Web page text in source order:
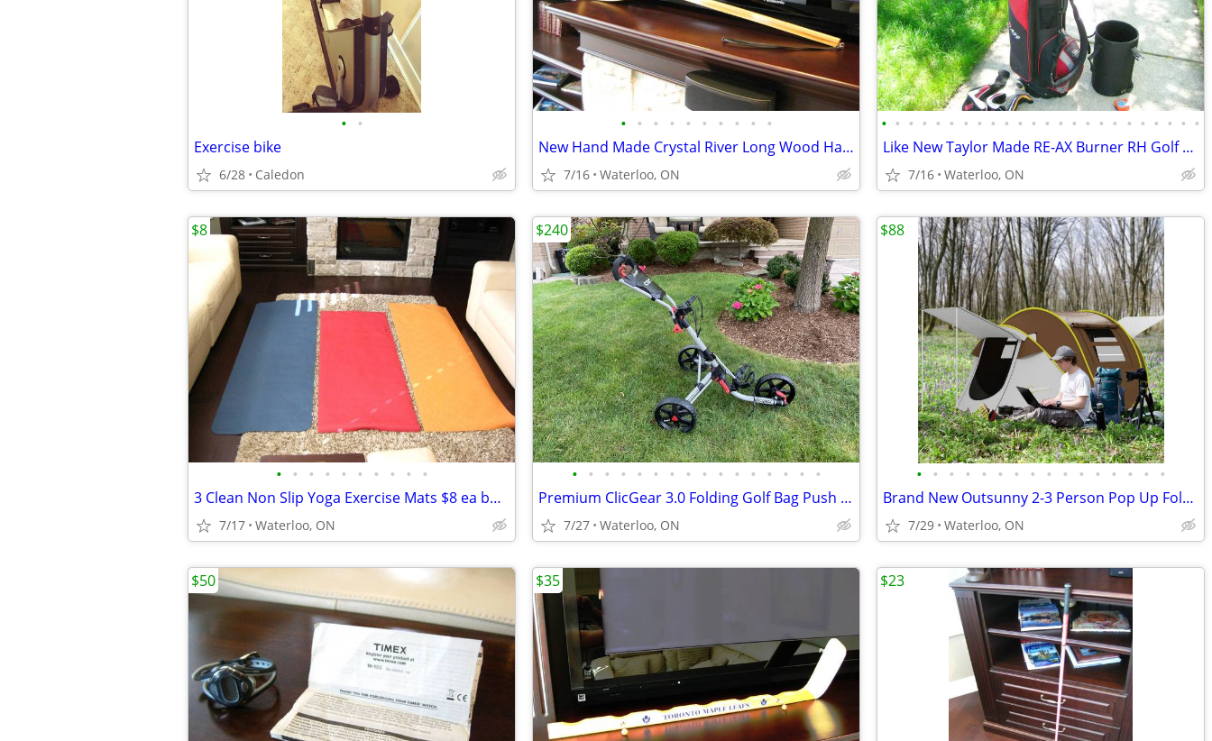
• •
Exercise bike
6/28 Caledon
• • • • • • • • • •
New Hand Made Crystal River Long Wood Handle Trout Fishing Net
7/16 Waterloo, ON
• • • • • • • • • • • • • • • • • • • • • • • •
Like New Taylor Made RE-AX Burner RH Golf Club Set, Wheeled Bag
7/16 Waterloo, ON
• • • • • • • • • •
3 Clean Non Slip Yoga Exercise Mats $8 ea but Yellow one is $12
7/17 Waterloo, ON
$8
• • • • • • • • • • • • • • • •
Premium ClicGear 3.0 Folding Golf Bag Push Cart Caddy Mint shape
7/27 Waterloo, ON
$240
• • • • • • • • • • • • • • • •
Brand New Outsunny 2-3 Person Pop Up Fold Up Brown Beige Tent
7/29 Waterloo, ON
$88
$50 $35 $23